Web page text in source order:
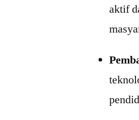
aktif